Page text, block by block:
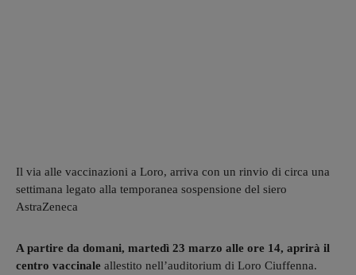
Il via alle vaccinazioni a Loro, arriva con un rinvio di circa una
settimana legato alla temporanea sospensione del siero
AstraZeneca
A partire da domani, martedì 23 marzo alle ore 14, aprirà il
centro vaccinale allestito nell’auditorium di Loro Ciuffenna.